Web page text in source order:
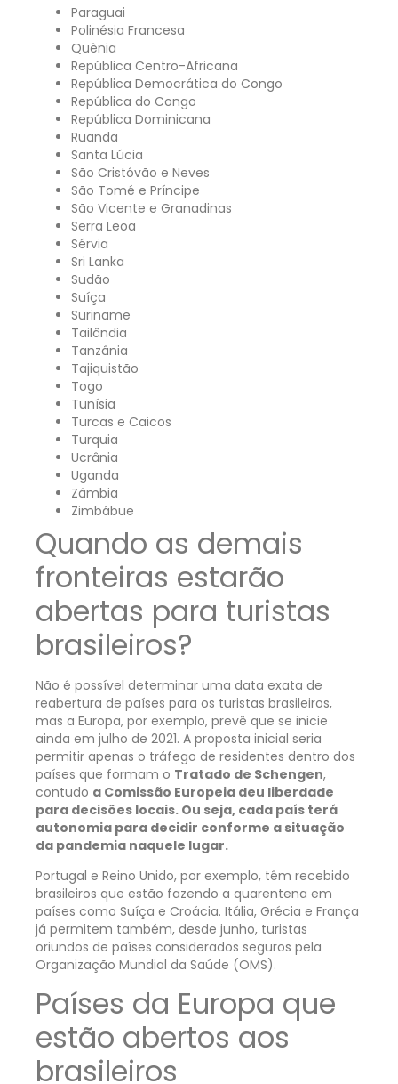
Paraguai
Polinésia Francesa
Quênia
República Centro-Africana
República Democrática do Congo
República do Congo
República Dominicana
Ruanda
Santa Lúcia
São Cristóvão e Neves
São Tomé e Príncipe
São Vicente e Granadinas
Serra Leoa
Sérvia
Sri Lanka
Sudão
Suíça
Suriname
Tailândia
Tanzânia
Tajiquistão
Togo
Tunísia
Turcas e Caicos
Turquia
Ucrânia
Uganda
Zâmbia
Zimbábue
Quando as demais
fronteiras estarão
abertas para turistas
brasileiros?
Não é possível determinar uma data exata de
reabertura de países para os turistas brasileiros,
mas a Europa, por exemplo, prevê que se inicie
ainda em julho de 2021. A proposta inicial seria
permitir apenas o tráfego de residentes dentro dos
países que formam o Tratado de Schengen,
contudo a Comissão Europeia deu liberdade
para decisões locais. Ou seja, cada país terá
autonomia para decidir conforme a situação
da pandemia naquele lugar.
Portugal e Reino Unido, por exemplo, têm recebido
brasileiros que estão fazendo a quarentena em
países como Suíça e Croácia. Itália, Grécia e França
já permitem também, desde junho, turistas
oriundos de países considerados seguros pela
Organização Mundial da Saúde (OMS).
Países da Europa que
estão abertos aos
brasileiros